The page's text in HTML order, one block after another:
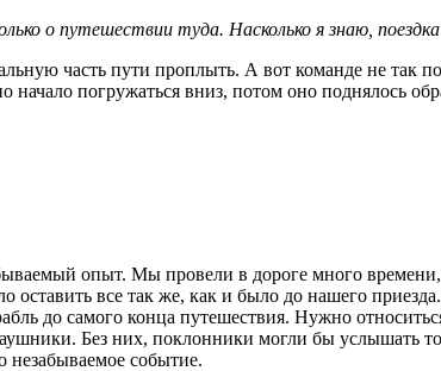
о путешествии туда. Насколько я знаю,
часть пути проплыть. А вот команде не так
погружаться вниз, потом оно поднялось
опыт. Мы провели в дороге много
все так же, как и было до нашего
до самого конца путешествия. Нужно
Без них, поклонники могли бы услышать
незабываемое событие.